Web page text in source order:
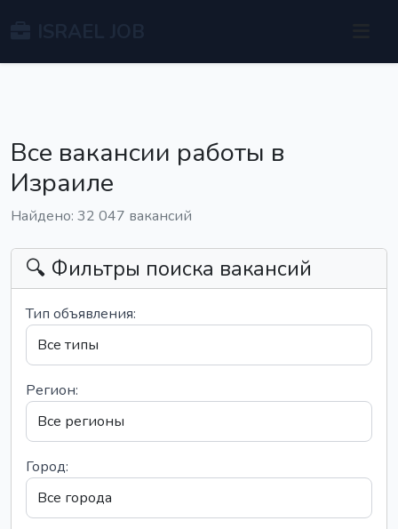
Все вакансии работы в
Израиле
Найдено: 32 047 вакансий
🔍 Фильтры поиска вакансий
Тип объявления:
Регион:
Город: